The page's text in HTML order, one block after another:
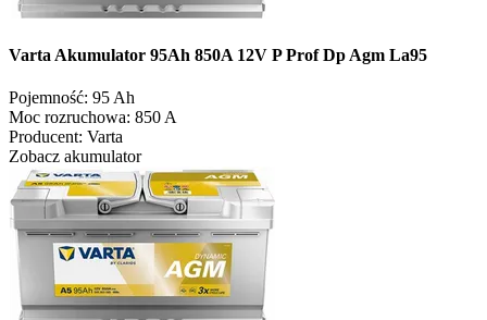
Varta Akumulator 95Ah 850A 12V P Prof Dp Agm La95
Pojemność: 95 Ah
Moc rozruchowa: 850 A
Producent: Varta
Zobacz akumulator